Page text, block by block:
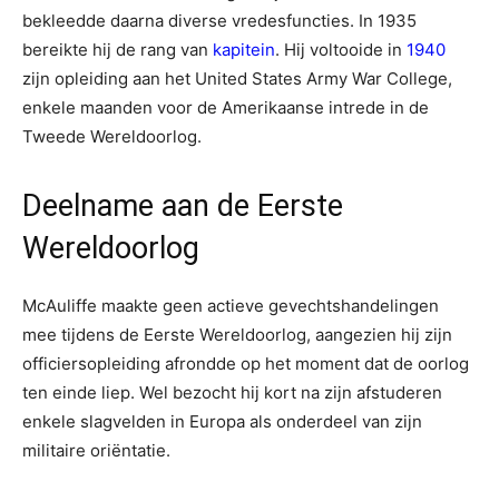
bekleedde daarna diverse vredesfuncties. In 1935
bereikte hij de rang van kapitein. Hij voltooide in 1940
zijn opleiding aan het United States Army War College,
enkele maanden voor de Amerikaanse intrede in de
Tweede Wereldoorlog.
Deelname aan de Eerste
Wereldoorlog
McAuliffe maakte geen actieve gevechtshandelingen
mee tijdens de Eerste Wereldoorlog, aangezien hij zijn
officiersopleiding afrondde op het moment dat de oorlog
ten einde liep. Wel bezocht hij kort na zijn afstuderen
enkele slagvelden in Europa als onderdeel van zijn
militaire oriëntatie.